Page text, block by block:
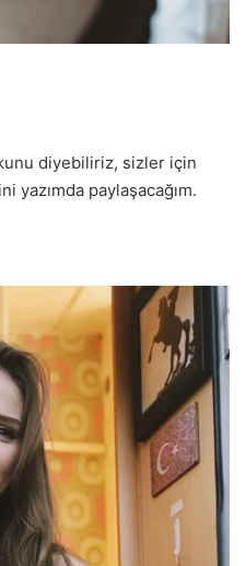
diyebiliriz, sizler için
yazımda paylaşacağım.